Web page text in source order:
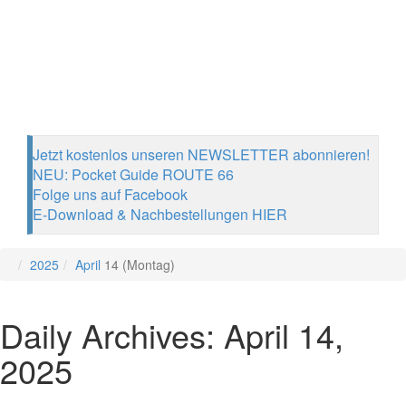
Jetzt kostenlos unseren NEWSLETTER abonnieren!
NEU: Pocket Guide ROUTE 66
Folge uns auf Facebook
E-Download & Nachbestellungen HIER
2025 April 14 (Montag)
Daily Archives: April 14,
2025